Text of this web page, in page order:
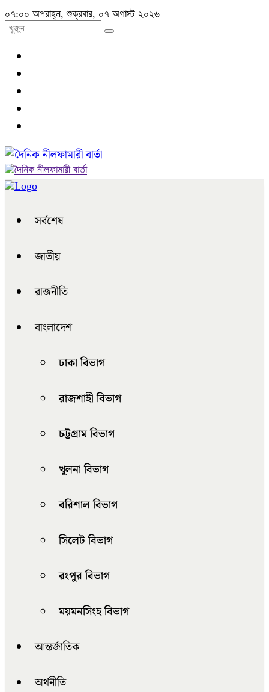
০৭:০০ অপরাহ্ন, শুক্রবার, ০৭ অগাস্ট ২০২৬
সর্বশেষ
জাতীয়
রাজনীতি
বাংলাদেশ
ঢাকা বিভাগ
রাজশাহী বিভাগ
চট্টগ্রাম বিভাগ
খুলনা বিভাগ
বরিশাল বিভাগ
সিলেট বিভাগ
রংপুর বিভাগ
ময়মনসিংহ বিভাগ
আন্তর্জাতিক
অর্থনীতি